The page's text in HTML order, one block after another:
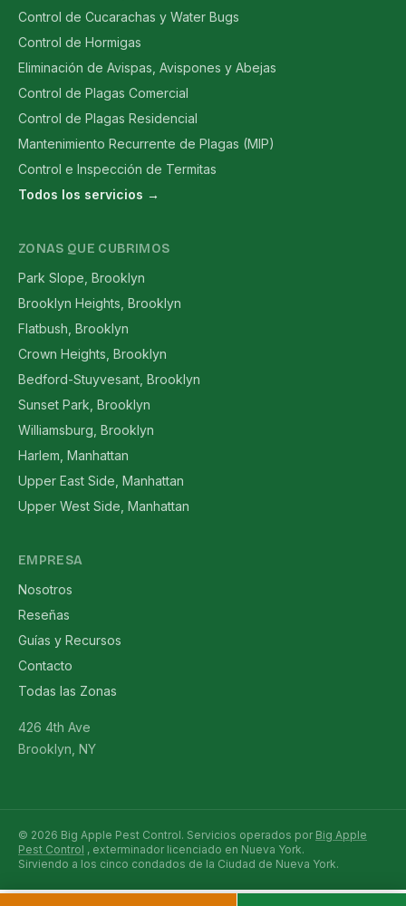
Control de Cucarachas y Water Bugs
Control de Hormigas
Eliminación de Avispas, Avispones y Abejas
Control de Plagas Comercial
Control de Plagas Residencial
Mantenimiento Recurrente de Plagas (MIP)
Control e Inspección de Termitas
Todos los servicios →
ZONAS QUE CUBRIMOS
Park Slope, Brooklyn
Brooklyn Heights, Brooklyn
Flatbush, Brooklyn
Crown Heights, Brooklyn
Bedford-Stuyvesant, Brooklyn
Sunset Park, Brooklyn
Williamsburg, Brooklyn
Harlem, Manhattan
Upper East Side, Manhattan
Upper West Side, Manhattan
EMPRESA
Nosotros
Reseñas
Guías y Recursos
Contacto
Todas las Zonas
426 4th Ave
Brooklyn, NY
© 2026 Big Apple Pest Control. Servicios operados por Big Apple
Pest Control , exterminador licenciado en Nueva York.
Sirviendo a los cinco condados de la Ciudad de Nueva York.